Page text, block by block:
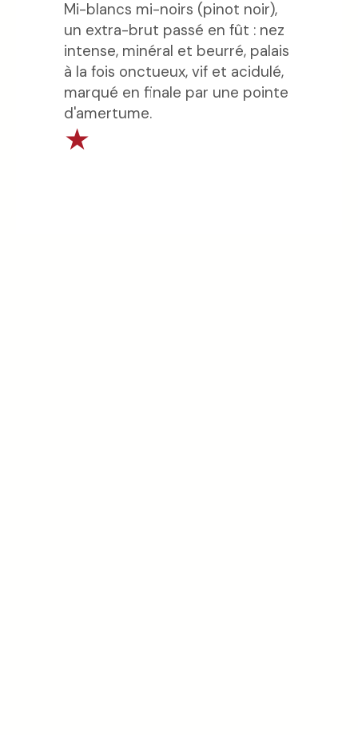
Mi-blancs mi-noirs (pinot noir),
un extra-brut passé en fût : nez
intense, minéral et beurré, palais
à la fois onctueux, vif et acidulé,
marqué en finale par une pointe
d'amertume.
★